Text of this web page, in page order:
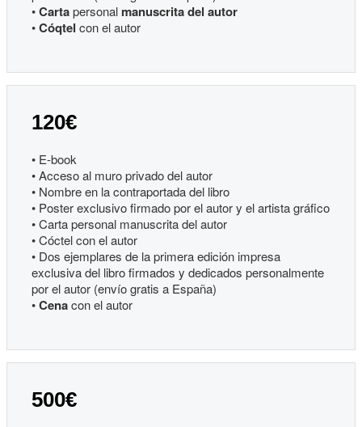
•Cartapersonal manuscrita del autor
•Cóqtel con el autor
120€
• E-book
• Acceso al muro privado del autor
• Nombre en la contraportada del libro
• Poster exclusivo firmado por el autor y el artista gráfico
• Carta personal manuscrita del autor
• Cóctel con el autor
• Dos ejemplares de la primera edición impresa
exclusiva del libro firmados y dedicados personalmente
por el autor (envío gratis a España)
•Cenacon el autor
500€